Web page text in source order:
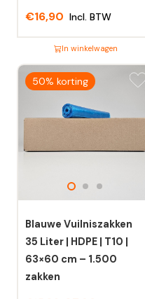
€16,90 Incl. BTW
In winkelwagen
Dit
product
meerdere
Deze
worden
op
de
productpagina
50% korting
Blauwe Vuilniszakken
35 Liter | HDPE | T10 |
63×60 cm – 1.500
zakken